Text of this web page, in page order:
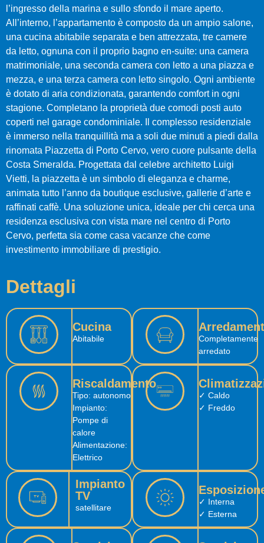
l’ingresso della marina e sullo sfondo il mare aperto.
All’interno, l’appartamento è composto da un ampio salone,
una cucina abitabile separata e ben attrezzata, tre camere
da letto, ognuna con il proprio bagno en-suite: una camera
matrimoniale, una seconda camera con letto a una piazza e
mezza, e una terza camera con letto singolo. Ogni ambiente
è dotato di aria condizionata, garantendo comfort in ogni
stagione. Completano la proprietà due comodi posti auto
coperti nel garage condominiale. Il complesso residenziale
è immerso nella tranquillità ma a soli due minuti a piedi dalla
rinomata Piazzetta di Porto Cervo, vero cuore pulsante della
Costa Smeralda. Progettata dal celebre architetto Luigi
Vietti, la piazzetta è un simbolo di eleganza e charme,
animata tutto l’anno da boutique esclusive, gallerie d’arte e
raffinati caffè. Una soluzione unica, ideale per chi cerca una
residenza esclusiva con vista mare nel centro di Porto
Cervo, perfetta sia come casa vacanze che come
investimento immobiliare di prestigio.
Dettagli
Cucina
Abitabile
Completamente
arredato
Riscaldamento
Tipo: autonomo
Impianto:
Pompe di
calore
Alimentazione:
Elettrico
✓ Caldo
✓ Freddo
Impianto
TV
satellitare
✓ Interna
✓ Esterna